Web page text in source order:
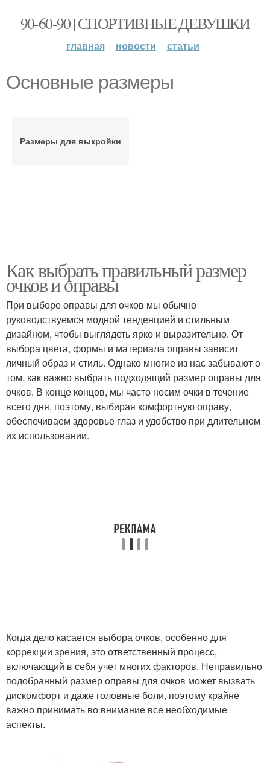
90-60-90 | СПОРТИВНЫЕ ДЕВУШКИ
главная новости статьи
Основные размеры
Размеры для выкройки
Как выбрать правильный размер
очков и оправы
При выборе оправы для очков мы обычно
руководствуемся модной тенденцией и стильным
дизайном, чтобы выглядеть ярко и выразительно. От
выбора цвета, формы и материала оправы зависит
личный образ и стиль. Однако многие из нас забывают о
том, как важно выбрать подходящий размер оправы для
очков. В конце концов, мы часто носим очки в течение
всего дня, поэтому, выбирая комфортную оправу,
обеспечиваем здоровье глаз и удобство при длительном
их использовании.
Когда дело касается выбора очков, особенно для
коррекции зрения, это ответственный процесс,
включающий в себя учет многих факторов. Неправильно
подобранный размер оправы для очков может вызвать
дискомфорт и даже головные боли, поэтому крайне
важно принимать во внимание все необходимые
аспекты.